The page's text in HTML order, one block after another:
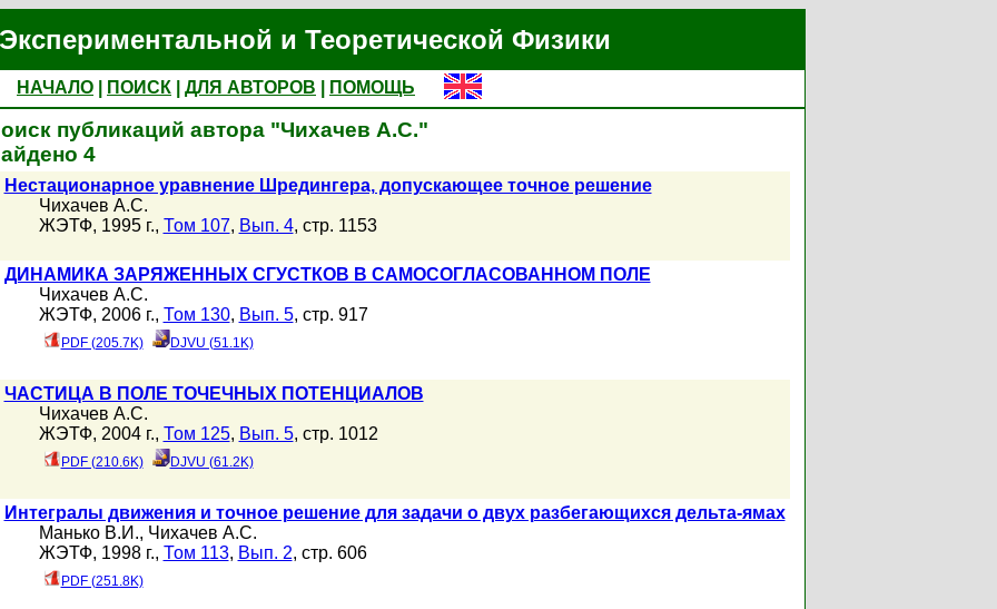
и Теоретической Физики
НАЧАЛО ПОИСК ДЛЯ АВТОРОВ ПОМОЩЬ
публикаций автора "Чихачев А.С."
4
Нестационарное уравнение Шредингера, допускающее точное решение
Чихачев А.С.
ЖЭТФ, 1995 г., Том 107, Вып. 4, стр. 1153
ДИНАМИКА ЗАРЯЖЕННЫХ СГУСТКОВ В САМОСОГЛАСОВАННОМ ПОЛЕ
Чихачев А.С.
ЖЭТФ, 2006 г., Том 130, Вып. 5, стр. 917
PDF (205.7K) DJVU (51.1K)
ЧАСТИЦА В ПОЛЕ ТОЧЕЧНЫХ ПОТЕНЦИАЛОВ
Чихачев А.С.
ЖЭТФ, 2004 г., Том 125, Вып. 5, стр. 1012
PDF (210.6K) DJVU (61.2K)
Интегралы движения и точное решение для задачи о двух разбегающихся дельта-ямах
Манько В.И., Чихачев А.С.
ЖЭТФ, 1998 г., Том 113, Вып. 2, стр. 606
PDF (251.8K)